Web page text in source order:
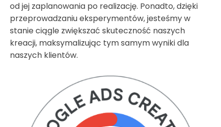
od jej zaplanowania po realizację. Ponadto, dzięki
przeprowadzaniu eksperymentów, jesteśmy w
stanie ciągle zwiększać skuteczność naszych
kreacji, maksymalizując tym samym wyniki dla
naszych klientów.